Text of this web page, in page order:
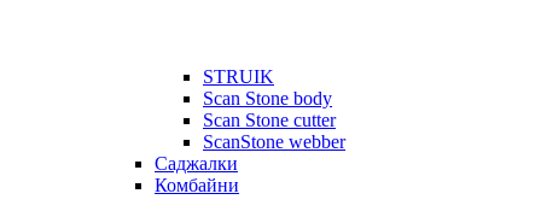
STRUIK
Scan Stone body
Scan Stone cutter
ScanStone webber
Саджалки
Комбайни